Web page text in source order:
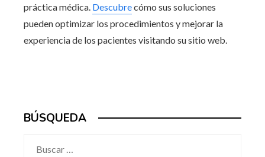
práctica médica. Descubrecómo sus soluciones
pueden optimizar los procedimientos y mejorar la
experiencia de los pacientes visitando su sitio web.
BÚSQUEDA